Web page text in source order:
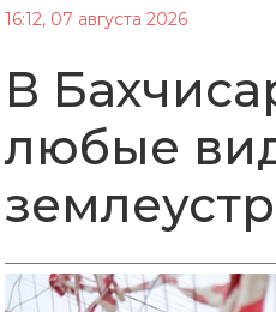
16:12, 07 августа 2026
В
любые